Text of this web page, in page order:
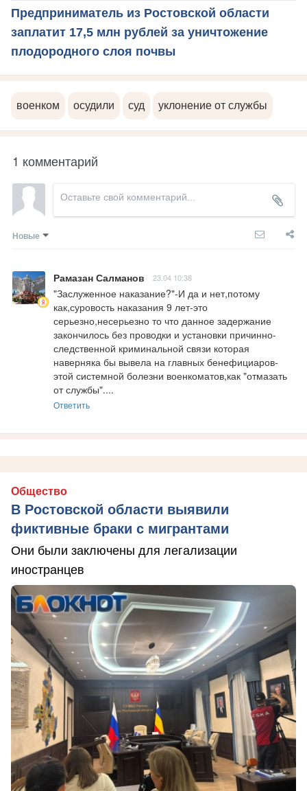
Предприниматель из Ростовской области
заплатит 17,5 млн рублей за уничтожение
плодородного слоя почвы
военком осудили суд уклонение от службы
1 комментарий
Новые
Рамазан Салманов 23.04 10:38
"Заслуженное наказание?"-И да и нет,потому
как,суровость наказания 9 лет-это
серьезно,несерьезно то что данное задержание
закончилось без проводки и установки причинно-
следственной криминальной связи которая
наверняка бы вывела на главных бенефициаров-
этой системной болезни военкоматов,как "отмазать
от службы"....
Ответить
Общество
В Ростовской области выявили
фиктивные браки с мигрантами
Они были заключены для легализации
иностранцев